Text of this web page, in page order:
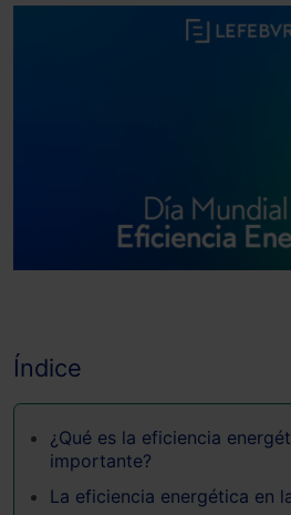
Índice
¿Qué es la eficiencia
importante?
La eficiencia energética en